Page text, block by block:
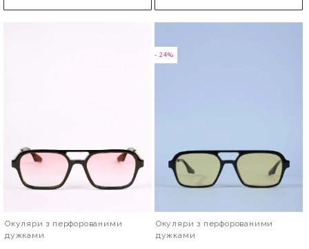
Окуляри з перфорованими
дужками
- 24%
Окуляри з перфорованими
дужками